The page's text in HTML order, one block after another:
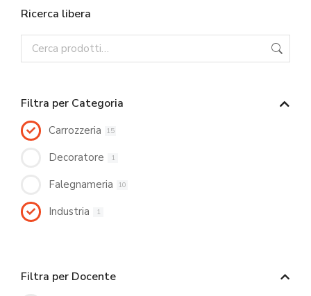
Ricerca libera
Filtra per Categoria
Carrozzeria 15
Decoratore 1
Falegnameria 10
Industria 1
Filtra per Docente